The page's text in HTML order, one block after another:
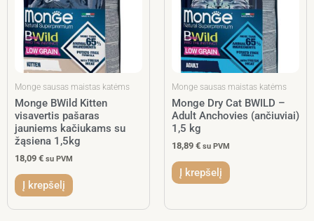
Monge sausas maistas katėms
Monge BWild Kitten
visavertis pašaras
jauniems kačiukams su
žąsiena 1,5kg
18,09 € su PVM
Į krepšelį
Monge sausas maistas katėms
Monge Dry Cat BWILD –
Adult Anchovies (ančiuviai)
1,5 kg
18,89 € su PVM
Į krepšelį